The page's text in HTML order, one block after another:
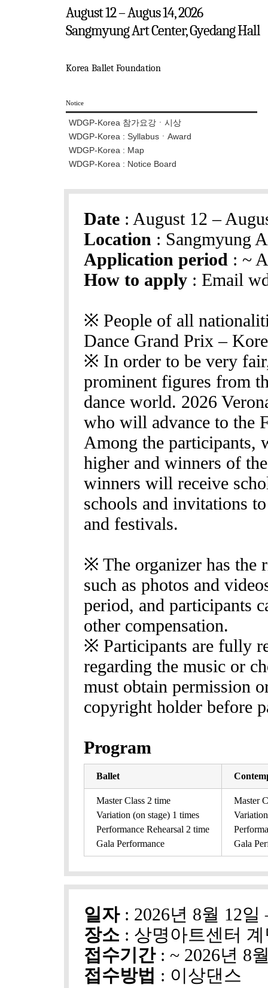
August 12 – Augus 14, 2026
Sangmyung Art Center, Gyedang Hall
Korea Ballet Foundation
Notice
WDGP-Korea 참가요강ㆍ시상
WDGP-Korea : SyllabusㆍAward
WDGP-Korea : Map
WDGP-Korea : Notice Board
Date : August 12 –
Location : Sangmyung
Application period : ~
How to apply : Email
※ People of all
Dance Grand Prix –
※ In order to be very
prominent figures from
dance world. 2026
who will advance to the
Among the participants,
higher and winners of
winners will receive
schools and invitations
and festivals.
※ The organizer has the
such as photos and
period, and participants
other compensation.
※ Participants are fully
regarding the music or
must obtain permission
copyright holder before
Program
Ballet
Master Class 2 time
Variation (on stage) 1 times
Performance Rehearsal 2 time
Gala Performance
Master
Gala
일자: 2026년 8월 12일
장소 : 상명아트센터
접수기간: ~ 2026년 8
접수방법 : 이상댄스